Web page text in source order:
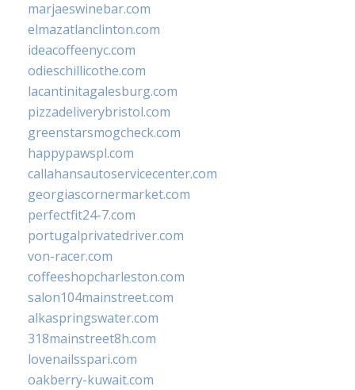
marjaeswinebar.com
elmazatlanclinton.com
ideacoffeenyc.com
odieschillicothe.com
lacantinitagalesburg.com
pizzadeliverybristol.com
greenstarsmogcheck.com
happypawspl.com
callahansautoservicecenter.com
georgiascornermarket.com
perfectfit24-7.com
portugalprivatedriver.com
von-racer.com
coffeeshopcharleston.com
salon104mainstreet.com
alkaspringswater.com
318mainstreet8h.com
lovenailsspari.com
oakberry-kuwait.com